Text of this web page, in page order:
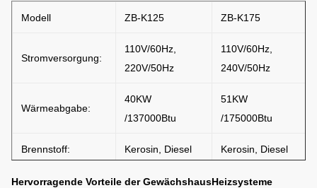
Modell ZB-K125 ZB-K175
Stromversorgung:
110V/60Hz,
220V/50Hz
110V/60Hz,
240V/50Hz
Wärmeabgabe:
40KW
/137000Btu
51KW
/175000Btu
Brennstoff: Kerosin, Diesel Kerosin, Diesel
Kraftstofftank: 38L 50L
Hervorragende Vorteile der GewächshausHeizsysteme